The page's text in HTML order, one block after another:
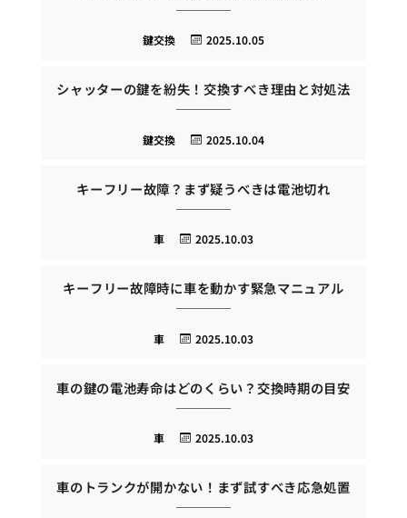
2025.10.05
鍵交換
シャッターの鍵を紛失！交換すべき理由と対処法
2025.10.04
鍵交換
キーフリー故障？まず疑うべきは電池切れ
2025.10.03
車
キーフリー故障時に車を動かす緊急マニュアル
2025.10.03
車
車の鍵の電池寿命はどのくらい？交換時期の目安
2025.10.03
車
車のトランクが開かない！まず試すべき応急処置